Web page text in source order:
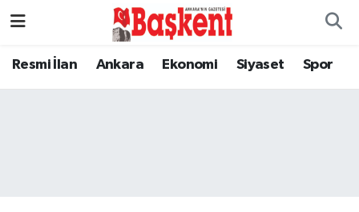
Resmi İlan Ankara Ekonomi Siyaset Spor